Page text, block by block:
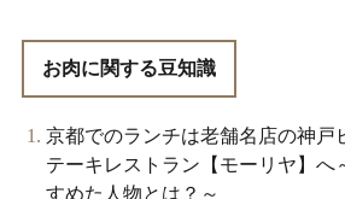
お肉に関する豆知識
京都でのランチは老舗名店の神戸
テーキレストラン【モーリヤ】へ
すめた人物とは？～